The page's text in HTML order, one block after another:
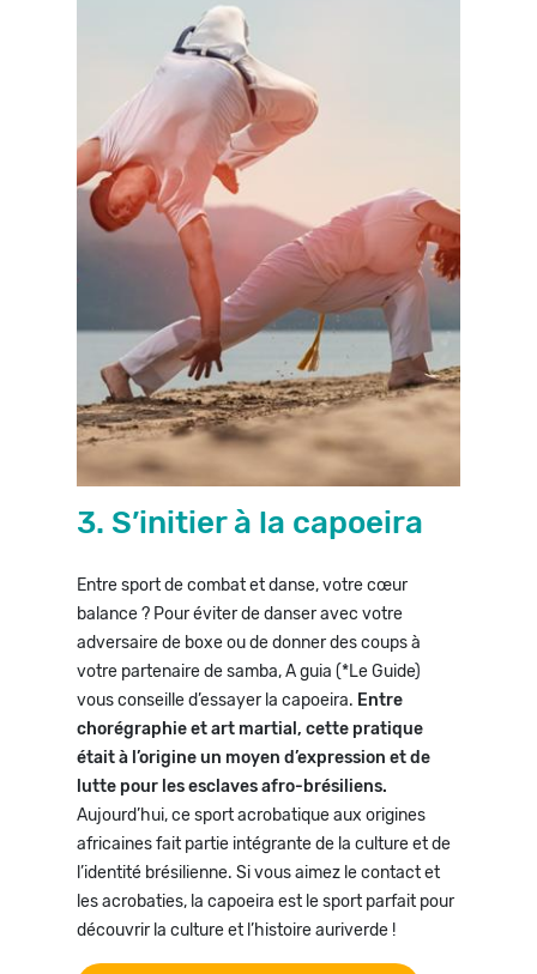
3. S’initier à la capoeira
Entre sport de combat et danse, votre cœur
balance ? Pour éviter de danser avec votre
adversaire de boxe ou de donner des coups à
votre partenaire de samba, A guia (*Le Guide)
vous conseille d’essayer la capoeira. Entre
chorégraphie et art martial, cette pratique
était à l’origine un moyen d’expression et de
lutte pour les esclaves afro-brésiliens.
Aujourd’hui, ce sport acrobatique aux origines
africaines fait partie intégrante de la culture et de
l’identité brésilienne. Si vous aimez le contact et
les acrobaties, la capoeira est le sport parfait pour
découvrir la culture et l’histoire auriverde !